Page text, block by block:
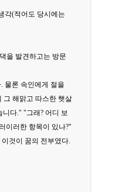
각(적어도 당시에는
을 발견하고는 방문
물론 속인에게 절을
그 해맑고 따스한 햇살
다." "그래? 어디 보
이러한 항목이 있나?"
것이 꿈의 전부였다.